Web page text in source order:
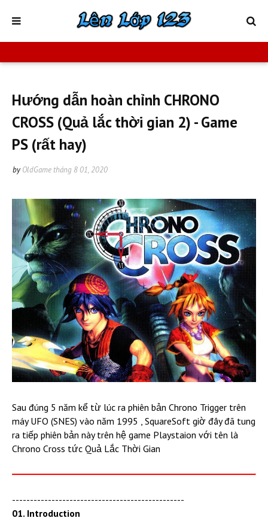
Hướng dẫn hoàn chỉnh CHRONO
CROSS (Quả lắc thời gian 2) - Game
PS (rất hay)
by OldGame tháng 8 01, 2020
Sau đúng 5 năm kể từ lúc ra phiên bản Chrono Trigger trên
máy UFO (SNES) vào năm 1995 , SquareSoft giờ đây đã tung
ra tiếp phiên bản này trên hệ game Playstaion với tên là
Chrono Cross tức Quả Lắc Thời Gian
------------------------------------------------
01. Introduction